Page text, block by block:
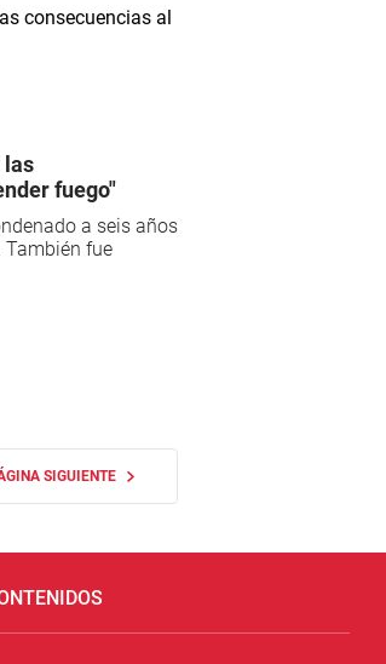
las
fuego"
a seis años
También fue
SIGUIENTE